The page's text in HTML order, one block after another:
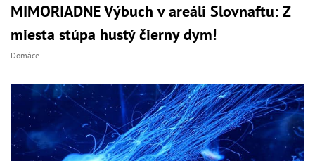
MIMORIADNE Výbuch v areáli Slovnaftu: Z
miesta stúpa hustý čierny dym!
Domáce